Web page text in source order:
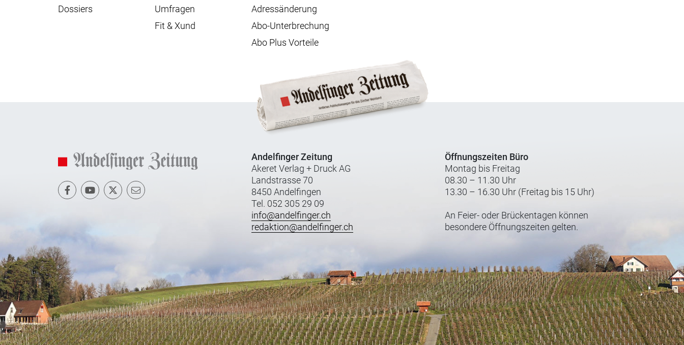
Dossiers
Umfragen
Fit & Xund
Adressänderung
Abo-Unterbrechung
Abo Plus Vorteile
Andelfinger Zeitung
Akeret Verlag + Druck AG
Landstrasse 70
8450 Andelfingen
Tel. 052 305 29 09
info@andelfinger.ch
redaktion@andelfinger.ch
Öffnungszeiten Büro
Montag bis Freitag
08.30 – 11.30 Uhr
13.30 – 16.30 Uhr (Freitag bis 15 Uhr)
An Feier- oder Brückentagen können
besondere Öffnungszeiten gelten.